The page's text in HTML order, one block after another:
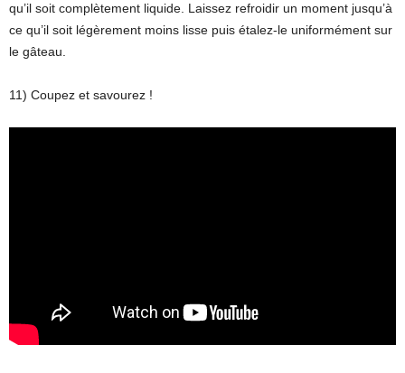
qu’il soit complètement liquide. Laissez refroidir un moment jusqu’à
ce qu’il soit légèrement moins lisse puis étalez-le uniformément sur
le gâteau.
11) Coupez et savourez !